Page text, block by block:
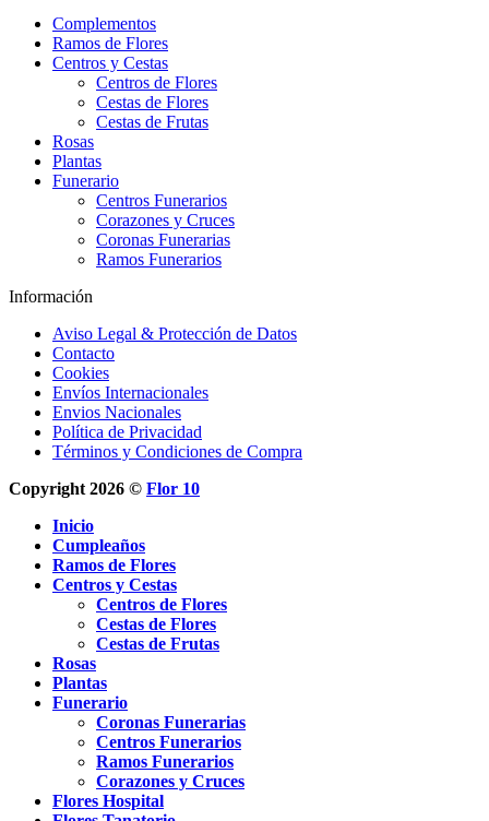
Complementos
Ramos de Flores
Centros y Cestas
Centros de Flores
Cestas de Flores
Cestas de Frutas
Rosas
Plantas
Funerario
Centros Funerarios
Corazones y Cruces
Coronas Funerarias
Ramos Funerarios
Información
Aviso Legal & Protección de Datos
Contacto
Cookies
Envíos Internacionales
Envios Nacionales
Política de Privacidad
Términos y Condiciones de Compra
Copyright 2026 © Flor 10
Inicio
Cumpleaños
Ramos de Flores
Centros y Cestas
Centros de Flores
Cestas de Flores
Cestas de Frutas
Rosas
Plantas
Funerario
Coronas Funerarias
Centros Funerarios
Ramos Funerarios
Corazones y Cruces
Flores Hospital